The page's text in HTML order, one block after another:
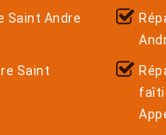
Saint Andre
Saint